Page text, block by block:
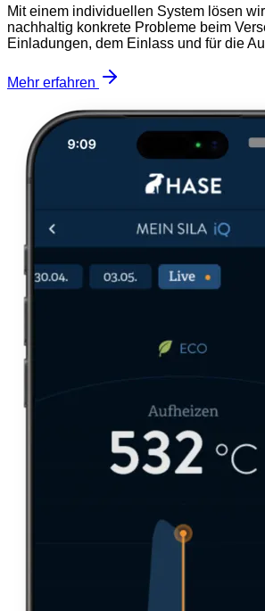
Mit einem individuellen System lösen
nachhaltig konkrete Probleme beim
Einladungen, dem Einlass und für die
Mehr erfahren